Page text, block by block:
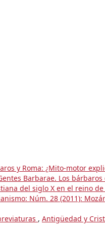
y Roma: ¿Mito-motor
Barbarae. Los
del siglo X en el reino de
Núm. 28 (2011):
, Antigüedad y